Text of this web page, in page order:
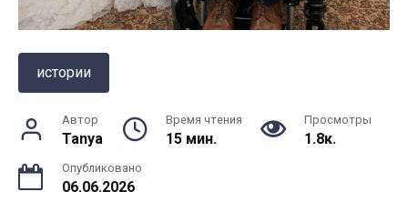
истории
Автор
Tanya
Время чтения
15 мин.
Просмотры
1.8к.
Опубликовано
06.06.2026